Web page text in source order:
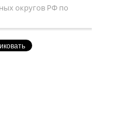
округов РФ по